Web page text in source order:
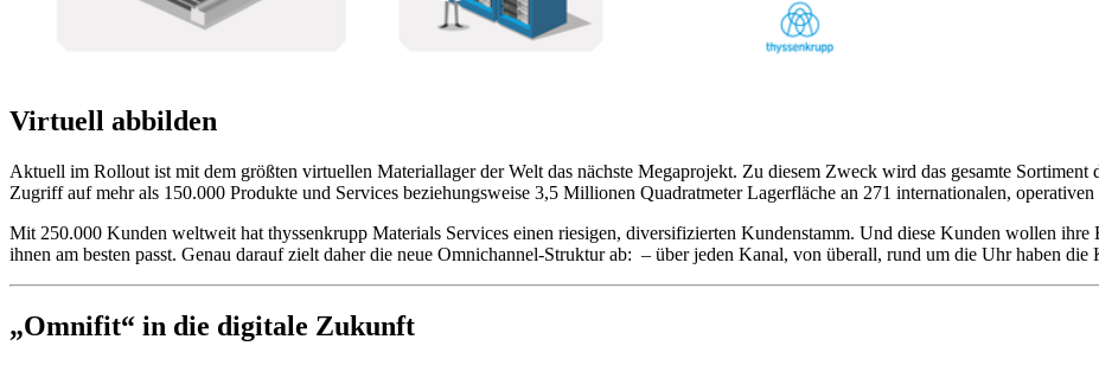
Virtuell abbilden
Aktuell im Rollout ist mit dem größten virtuellen Materiallager der Welt das nächste Megaprojekt. Zu diesem Zweck wird das gesamte
Zugriff auf mehr als 150.000 Produkte und Services beziehungsweise 3,5 Millionen Quadratmeter Lagerfläche an 271 internationalen,
Mit 250.000 Kunden weltweit hat thyssenkrupp Materials Services einen riesigen, diversifizierten Kundenstamm. Und diese Kunden wollen
ihnen am besten passt. Genau darauf zielt daher die neue Omnichannel-Struktur ab: – über jeden Kanal, von überall, rund um die Uhr haben
„Omnifit“ in die digitale Zukunft